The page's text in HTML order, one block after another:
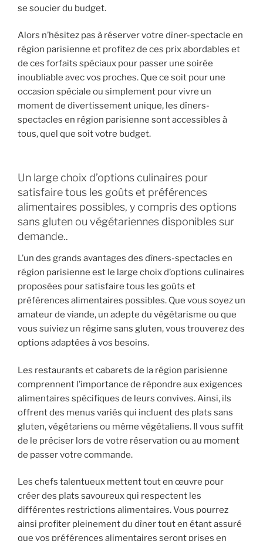
se soucier du budget.
Alors n’hésitez pas à réserver votre dîner-spectacle en
région parisienne et profitez de ces prix abordables et
de ces forfaits spéciaux pour passer une soirée
inoubliable avec vos proches. Que ce soit pour une
occasion spéciale ou simplement pour vivre un
moment de divertissement unique, les dîners-
spectacles en région parisienne sont accessibles à
tous, quel que soit votre budget.
Un large choix d’options culinaires pour
satisfaire tous les goûts et préférences
alimentaires possibles, y compris des options
sans gluten ou végétariennes disponibles sur
demande..
L’un des grands avantages des dîners-spectacles en
région parisienne est le large choix d’options culinaires
proposées pour satisfaire tous les goûts et
préférences alimentaires possibles. Que vous soyez un
amateur de viande, un adepte du végétarisme ou que
vous suiviez un régime sans gluten, vous trouverez des
options adaptées à vos besoins.
Les restaurants et cabarets de la région parisienne
comprennent l’importance de répondre aux exigences
alimentaires spécifiques de leurs convives. Ainsi, ils
offrent des menus variés qui incluent des plats sans
gluten, végétariens ou même végétaliens. Il vous suffit
de le préciser lors de votre réservation ou au moment
de passer votre commande.
Les chefs talentueux mettent tout en œuvre pour
créer des plats savoureux qui respectent les
différentes restrictions alimentaires. Vous pourrez
ainsi profiter pleinement du dîner tout en étant assuré
que vos préférences alimentaires seront prises en